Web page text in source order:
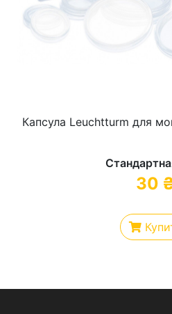
Капсула Leuchtturm для
30